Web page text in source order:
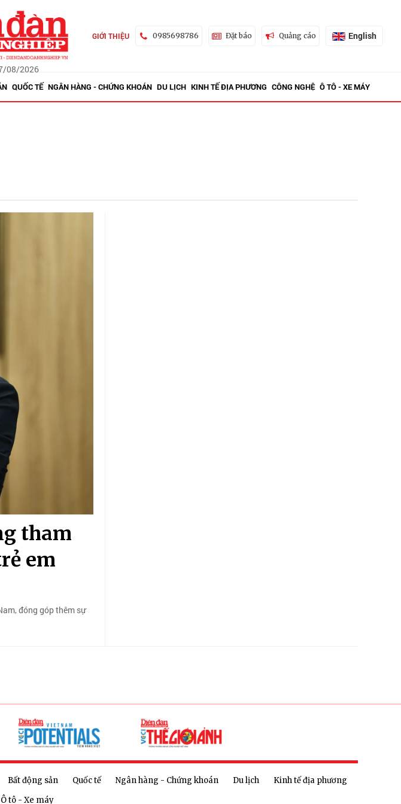
08/2026
GIỚI THIỆU 0985698786 Đặt báo Quảng cáo English
QUỐC TẾ NGÂN HÀNG - CHỨNG KHOÁN DU LỊCH KINH TẾ ĐỊA PHƯƠNG CÔNG NGHỆ Ô TÔ - XE MÁY
tham
em
đóng góp thêm sự
Bất động sản Quốc tế Ngân hàng - Chứng khoán Du lịch
Kinh tế địa phương
Ô tô - Xe máy